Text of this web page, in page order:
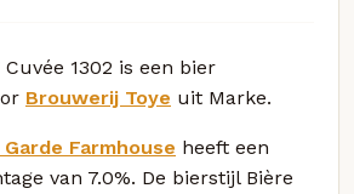
Cuvée 1302 is een bier
Brouwerij Toye uit Marke.
Farmhouse heeft een
van 7.0%. De bierstijl Bière